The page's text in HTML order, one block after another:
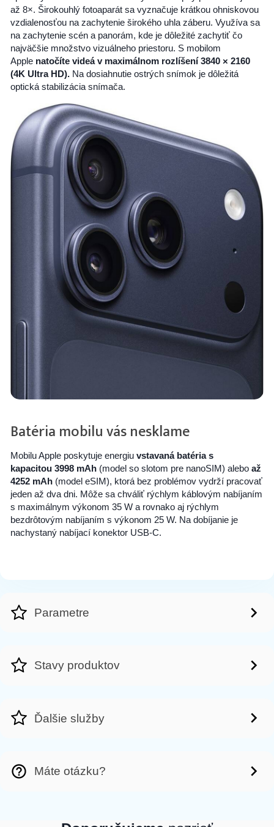
až 8×. Širokouhlý fotoaparát sa vyznačuje krátkou ohniskovou
vzdialenosťou na zachytenie širokého uhla záberu. Využíva sa
na zachytenie scén a panorám, kde je dôležité zachytiť čo
najväčšie množstvo vizuálneho priestoru. S mobilom
Apple natočíte videá v maximálnom rozlíšení 3840 × 2160
(4K Ultra HD). Na dosiahnutie ostrých snímok je dôležitá
optická stabilizácia snímača.
Batéria mobilu vás nesklame
Mobilu Apple poskytuje energiu vstavaná batérias
kapacitou 3998 mAh (model so slotom pre nanoSIM) alebo až
4252 mAh(model eSIM), ktorá bez problémov vydrží pracovať
jeden až dva dni. Môže sa chváliť rýchlym káblovým nabíjaním
s maximálnym výkonom 35 W a rovnako aj rýchlym
bezdrôtovým nabíjaním s výkonom 25 W. Na dobíjanie je
nachystaný nabíjací konektor USB-C.
Parametre
Stavy produktov
Ďalšie služby
Máte otázku?